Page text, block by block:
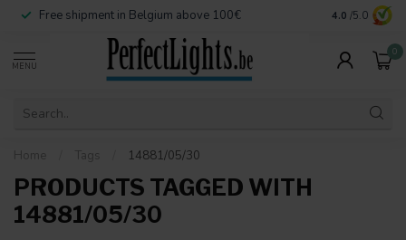
Free shipment in Belgium above 100€ Secure
4.0 /5.0
MENU
0
Home Tags 14881/05/30
PRODUCTS TAGGED WITH
14881/05/30